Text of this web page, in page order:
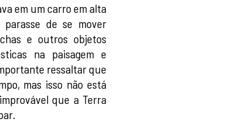
em um carro em alta
de se mover
e outros objetos
na paisagem e
ressaltar que
mas isso não está
que a Terra